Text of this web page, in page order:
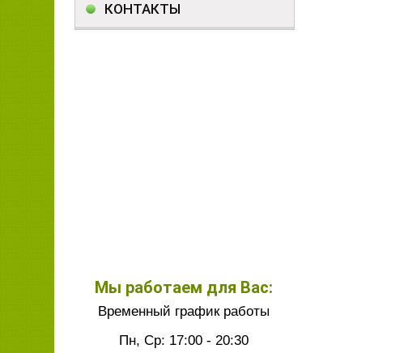
КОНТАКТЫ
Мы работаем для Вас:
Временный график работы
Пн, Ср: 17:00 - 20:30